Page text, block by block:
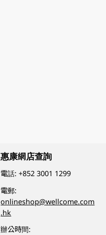
惠康網店查詢
電話:+852 3001 1299
電郵:
onlineshop@wellcome.com
.hk
辦公時間: